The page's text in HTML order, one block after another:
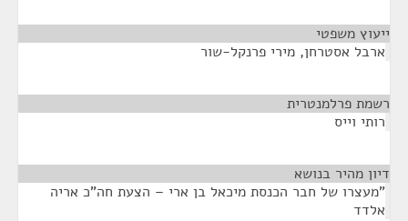
ייעוץ משפטי
ארבל אסטרחן, מירי פרנקל-שור
רשמת פרלמנטרית
רותי וייס
דיון מהיר בנושא
"מעצרו של חבר הכנסת מיכאל בן ארי – הצעת חה"כ אריה
אלדד